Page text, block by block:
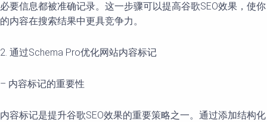
必要信息都被准确记录。这一步骤可以提高谷歌SEO效果，使你
的内容在搜索结果中更具竞争力。
2. 通过Schema Pro优化网站内容标记
– 内容标记的重要性
内容标记是提升谷歌SEO效果的重要策略之一。通过添加结构化